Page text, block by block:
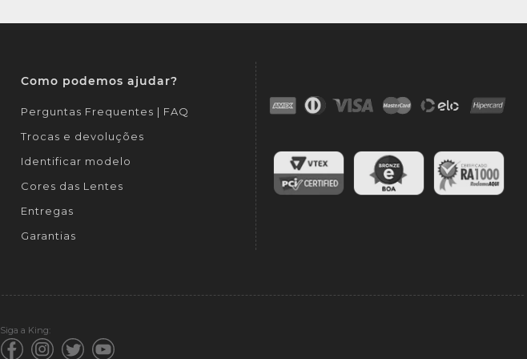
Como podemos ajudar?
Perguntas Frequentes | FAQ
Trocas e devoluções
Identificar modelo
Cores das Lentes
Entregas
Garantias
Siga a King: